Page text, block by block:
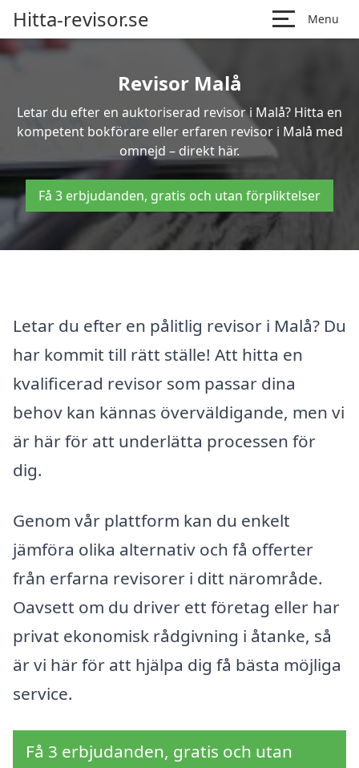
Hitta-revisor.se Menu
Revisor Malå
Letar du efter en auktoriserad revisor i Malå? Hitta en
kompetent bokförare eller erfaren revisor i Malå med
omnejd – direkt här.
Få 3 erbjudanden, gratis och utan förpliktelser
Letar du efter en pålitlig revisor i Malå? Du
har kommit till rätt ställe! Att hitta en
kvalificerad revisor som passar dina
behov kan kännas överväldigande, men vi
är här för att underlätta processen för
dig.
Genom vår plattform kan du enkelt
jämföra olika alternativ och få offerter
från erfarna revisorer i ditt närområde.
Oavsett om du driver ett företag eller har
privat ekonomisk rådgivning i åtanke, så
är vi här för att hjälpa dig få bästa möjliga
service.
Få 3 erbjudanden, gratis och utan